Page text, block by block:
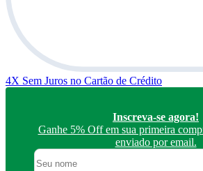
4X Sem Juros no Cartão de Crédito
Inscreva-se agora!
Ganhe 5% Off em sua primeira
enviado por email.